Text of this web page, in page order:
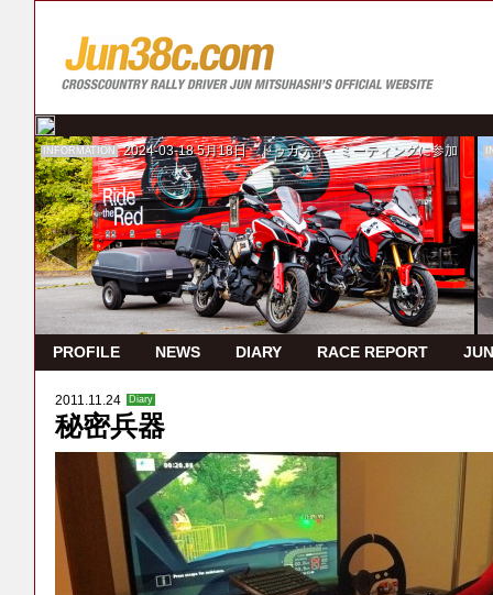
INFORMATION 2024-03-18 5月18日 ドゥカティ・ミーティングに参加
PROFILE NEWS DIARY RACE REPORT
2011.11.24 Diary
秘密兵器